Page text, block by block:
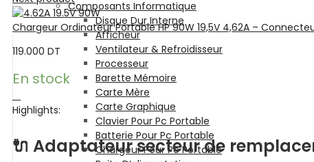
Composants Informatique
Disque Dur Interne
Afficheur
Ventilateur & Refroidisseur
Processeur
Barette Mémoire
Carte Mère
Carte Graphique
Clavier Pour Pc Portable
Batterie Pour Pc Portable
Chargeur Pour Pc Portable
Chargeur Ordinateur Portable HP 90W 19,5V 4,62A –
119.000 DT
En stock
Highlights:
🔌 Adaptateur secteur de